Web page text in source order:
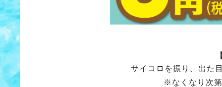
サイコロを振り、出た
※なくなり次